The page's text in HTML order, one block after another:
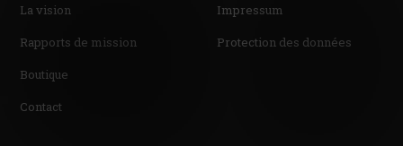
La vision
Rapports de mission
Boutique
Contact
Impressum
Protection des données